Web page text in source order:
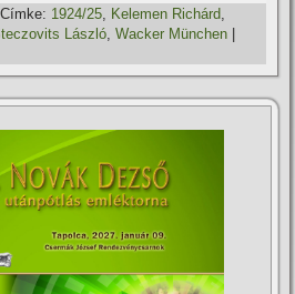
Címke: 1924/25, Kelemen Richárd,
László,Wacker München